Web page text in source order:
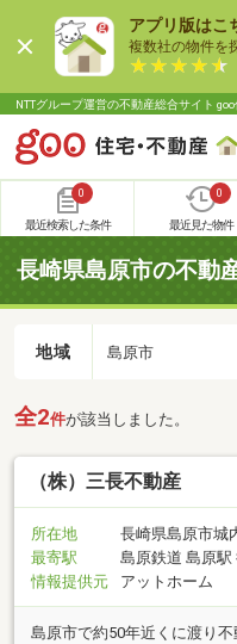
アプリ版はこ
複数社の物件を
NTTグループ運営の不動産総合サイト
0
最近検索した条件
0
最近見た物件
長崎県島原市の不動
地域 島原市
全2件が該当しました。
（株）三長不動産
所在地
長崎県島原市城
最寄駅
島原鉄道 島原駅
情報提供元
アットホーム
島原市で約50年近くに渡り